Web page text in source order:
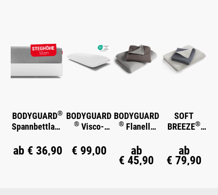
BODYGUARD®
Spannbettlake
ab € 36,90
BODYGUARD
®Visco-
€ 99,00
BODYGUARD
® Flanell-
ab
€ 45,90
SOFT
BREEZE®
Bettwäsche
ab
€ 79,90